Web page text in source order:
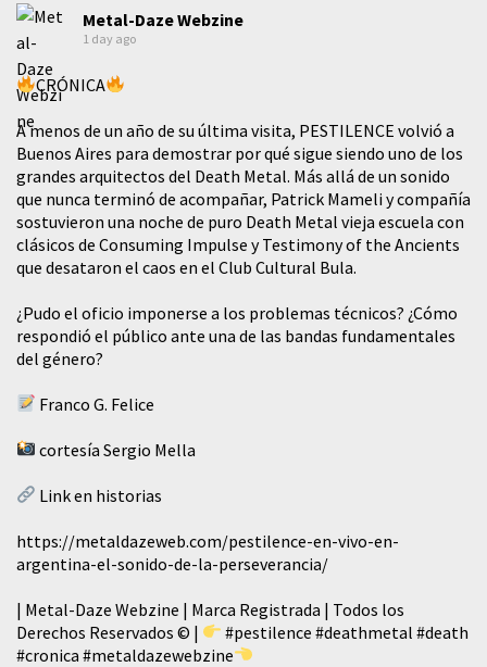
Metal-Daze Webzine
1 day ago
CRÓNICA
A menos de un año de su última visita, PESTILENCE volvió a
Buenos Aires para demostrar por qué sigue siendo uno de los
grandes arquitectos del Death Metal. Más allá de un sonido
que nunca terminó de acompañar, Patrick Mameli y compañía
sostuvieron una noche de puro Death Metal vieja escuela con
clásicos de Consuming Impulse y Testimony of the Ancients
que desataron el caos en el Club Cultural Bula.
¿Pudo el oficio imponerse a los problemas técnicos? ¿Cómo
respondió el público ante una de las bandas fundamentales
del género?
Franco G. Felice
cortesía Sergio Mella
Link en historias
https://metaldazeweb.com/pestilence-en-vivo-en-
argentina-el-sonido-de-la-perseverancia/
| Metal-Daze Webzine | Marca Registrada | Todos los
Derechos Reservados © |
#pestilence #deathmetal #death
#cronica #metaldazewebzine